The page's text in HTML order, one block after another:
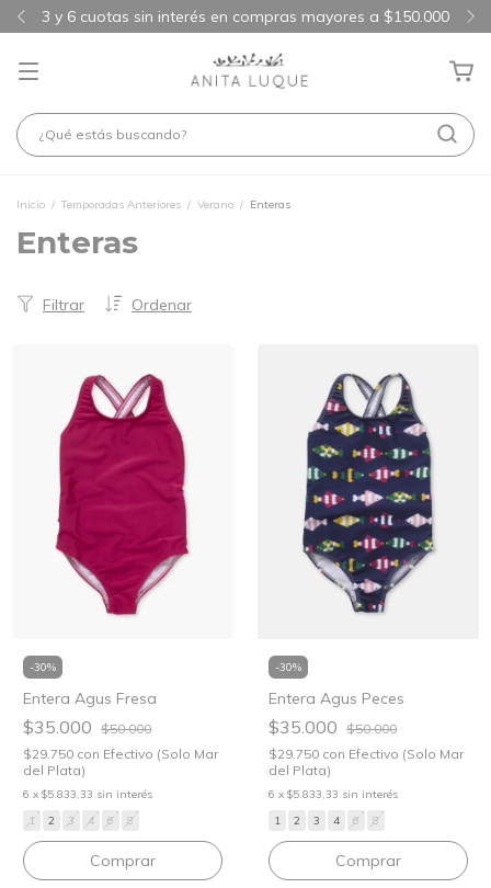
3 y 6 cuotas sin interés en compras mayores a $150.000
Inicio / Temporadas Anteriores / Verano / Enteras
Enteras
Ordenar
Filtrar
-30%
Entera Agus Fresa
$35.000 $50.000
$29.750 con Efectivo (Solo Mar
del Plata)
6 x $5.833,33 sin interés
1
2 3 4 6 8
Comprar
-30%
Entera Agus Peces
$35.000 $50.000
$29.750 con Efectivo (Solo Mar
del Plata)
6 x $5.833,33 sin interés
1
2 3 4 6 8
Comprar